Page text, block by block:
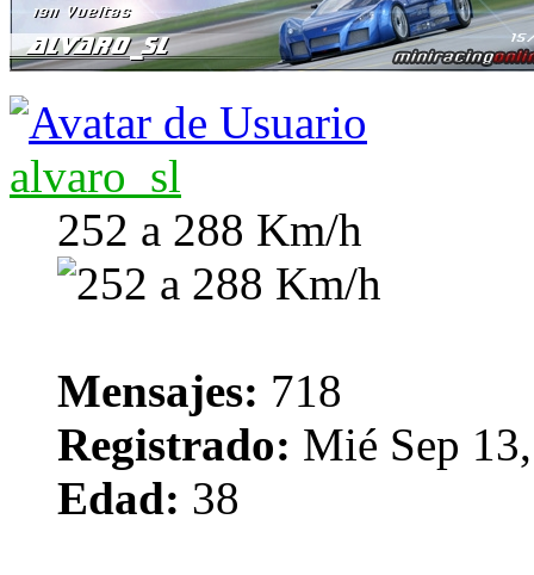
alvaro_sl
252 a 288 Km/h
Mensajes: 718
Registrado: Mié Sep
Edad: 38